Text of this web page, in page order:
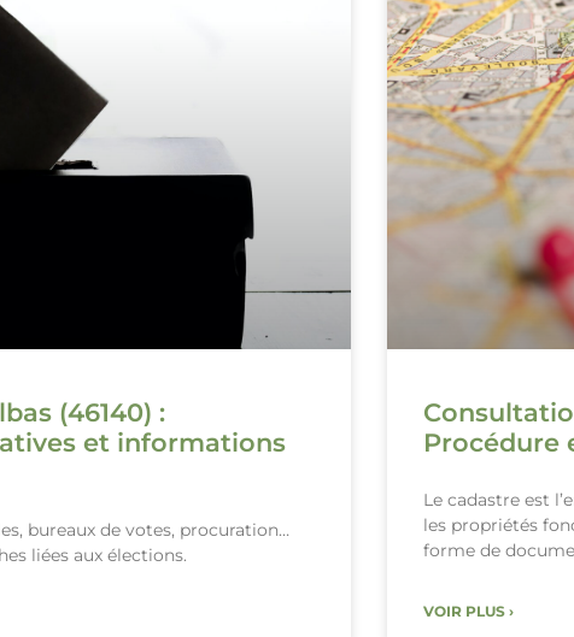
(46140) :
et informations
bureaux de votes, procuration…
liées aux élections.
Procédure
Le cadastre est
les propriétés
forme de
VOIR PLUS ›